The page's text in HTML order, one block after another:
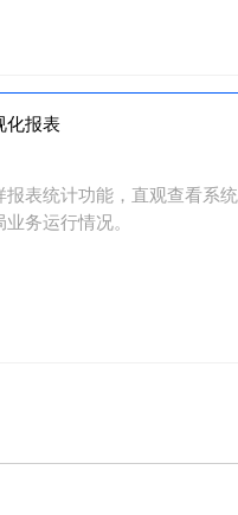
化报表
报表统计功能，直观查看系统
业务运行情况。